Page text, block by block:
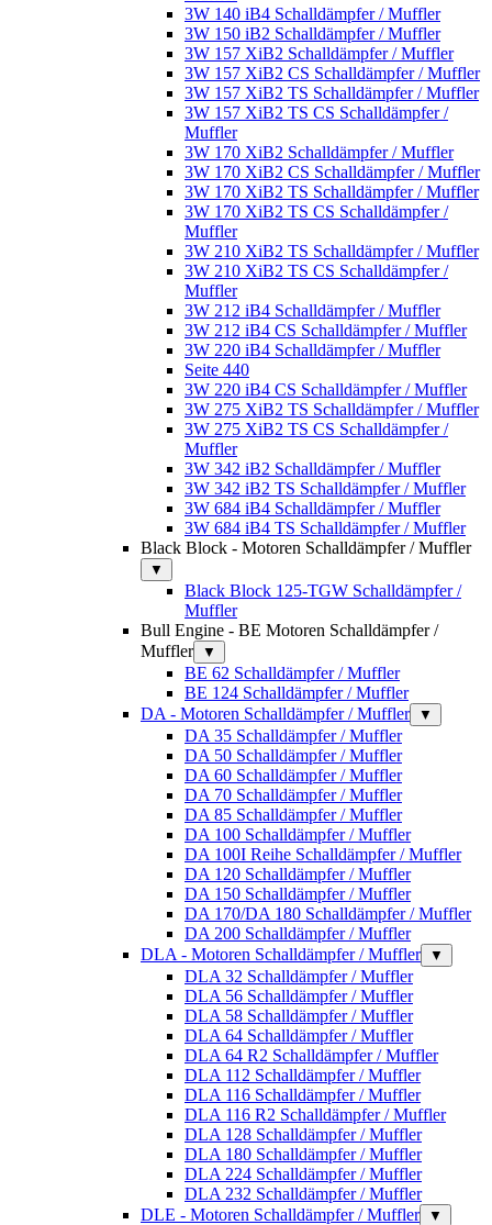
3W 140 iB4 Schalldämpfer / Muffler
3W 150 iB2 Schalldämpfer / Muffler
3W 157 XiB2 Schalldämpfer / Muffler
3W 157 XiB2 CS Schalldämpfer / Muffler
3W 157 XiB2 TS Schalldämpfer / Muffler
3W 157 XiB2 TS CS Schalldämpfer /
Muffler
3W 170 XiB2 Schalldämpfer / Muffler
3W 170 XiB2 CS Schalldämpfer / Muffler
3W 170 XiB2 TS Schalldämpfer / Muffler
3W 170 XiB2 TS CS Schalldämpfer /
Muffler
3W 210 XiB2 TS Schalldämpfer / Muffler
3W 210 XiB2 TS CS Schalldämpfer /
Muffler
3W 212 iB4 Schalldämpfer / Muffler
3W 212 iB4 CS Schalldämpfer / Muffler
3W 220 iB4 Schalldämpfer / Muffler
Seite 440
3W 220 iB4 CS Schalldämpfer / Muffler
3W 275 XiB2 TS Schalldämpfer / Muffler
3W 275 XiB2 TS CS Schalldämpfer /
Muffler
3W 342 iB2 Schalldämpfer / Muffler
3W 342 iB2 TS Schalldämpfer / Muffler
3W 684 iB4 Schalldämpfer / Muffler
3W 684 iB4 TS Schalldämpfer / Muffler
Black Block - Motoren Schalldämpfer / Muffler
▼
Black Block 125-TGW Schalldämpfer /
Muffler
Bull Engine - BE Motoren Schalldämpfer /
Muffler
▼
BE 62 Schalldämpfer / Muffler
BE 124 Schalldämpfer / Muffler
DA - Motoren Schalldämpfer / Muffler
▼
DA 35 Schalldämpfer / Muffler
DA 50 Schalldämpfer / Muffler
DA 60 Schalldämpfer / Muffler
DA 70 Schalldämpfer / Muffler
DA 85 Schalldämpfer / Muffler
DA 100 Schalldämpfer / Muffler
DA 100I Reihe Schalldämpfer / Muffler
DA 120 Schalldämpfer / Muffler
DA 150 Schalldämpfer / Muffler
DA 170/DA 180 Schalldämpfer / Muffler
DA 200 Schalldämpfer / Muffler
DLA - Motoren Schalldämpfer / Muffler
▼
DLA 32 Schalldämpfer / Muffler
DLA 56 Schalldämpfer / Muffler
DLA 58 Schalldämpfer / Muffler
DLA 64 Schalldämpfer / Muffler
DLA 64 R2 Schalldämpfer / Muffler
DLA 112 Schalldämpfer / Muffler
DLA 116 Schalldämpfer / Muffler
DLA 116 R2 Schalldämpfer / Muffler
DLA 128 Schalldämpfer / Muffler
DLA 180 Schalldämpfer / Muffler
DLA 224 Schalldämpfer / Muffler
DLA 232 Schalldämpfer / Muffler
DLE - Motoren Schalldämpfer / Muffler
▼